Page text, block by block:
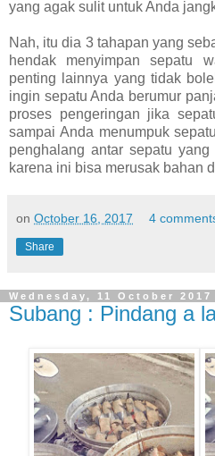
yang agak sulit untuk Anda
Nah, itu dia 3 tahapan yang
hendak menyimpan sepatu
penting lainnya yang tidak
ingin sepatu Anda berumur
proses pengeringan jika
sampai Anda menumpuk
penghalang antar sepatu
karena ini bisa merusak bahan
on October 16, 2017 4
Share
Wednesday, 11 October 2017
Subang : Pindang a